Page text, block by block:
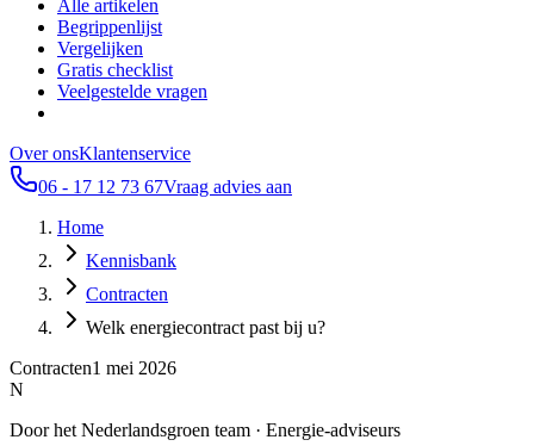
Alle artikelen
Begrippenlijst
Vergelijken
Gratis checklist
Veelgestelde vragen
Over onsKlantenservice
06 - 17 12 73 67Vraag advies aan
Home
Kennisbank
Contracten
Welk energiecontract past bij u?
Contracten1 mei 2026
N
Doorhet Nederlandsgroen team · Energie-adviseurs